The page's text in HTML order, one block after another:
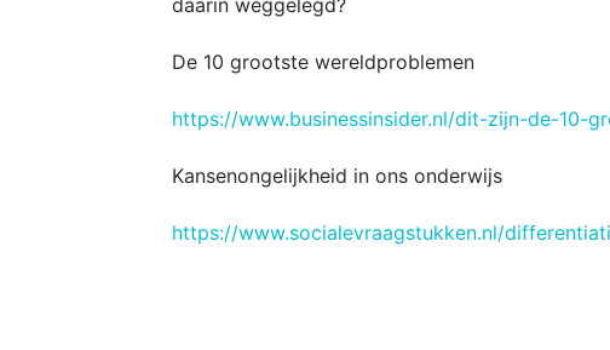
daarin weggelegd?
De 10 grootste wereldproblemen
https://www.businessinsider.nl/dit-zijn-de-10-
Kansenongelijkheid in ons onderwijs
https://www.socialevraagstukken.nl/